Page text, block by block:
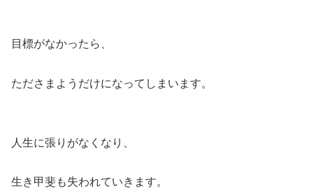
目標がなかったら、
たださまようだけになってしまいます。
人生に張りがなくなり、
生き甲斐も失われていきます。